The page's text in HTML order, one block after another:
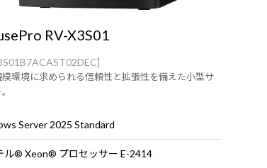
RV-X3S01
環境に求められる信頼性と拡張性を備えた小型サ
Server 2025 Standard
ル® Xeon® プロセッサー E-2414